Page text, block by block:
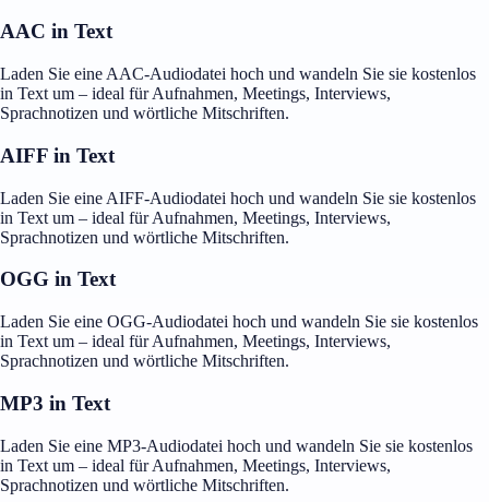
AAC in Text
Laden Sie eine AAC-Audiodatei hoch und wandeln Sie sie kostenlos
in Text um – ideal für Aufnahmen, Meetings, Interviews,
Sprachnotizen und wörtliche Mitschriften.
AIFF in Text
Laden Sie eine AIFF-Audiodatei hoch und wandeln Sie sie kostenlos
in Text um – ideal für Aufnahmen, Meetings, Interviews,
Sprachnotizen und wörtliche Mitschriften.
OGG in Text
Laden Sie eine OGG-Audiodatei hoch und wandeln Sie sie kostenlos
in Text um – ideal für Aufnahmen, Meetings, Interviews,
Sprachnotizen und wörtliche Mitschriften.
MP3 in Text
Laden Sie eine MP3-Audiodatei hoch und wandeln Sie sie kostenlos
in Text um – ideal für Aufnahmen, Meetings, Interviews,
Sprachnotizen und wörtliche Mitschriften.